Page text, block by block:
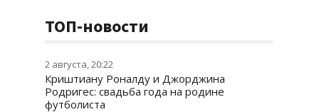
ТОП-новости
2 августа, 20:22
Криштиану Роналду и Джорджина
Родригес: свадьба года на родине
футболиста